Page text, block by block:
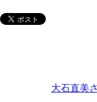
大石直美